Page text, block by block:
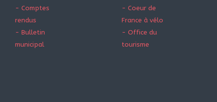
- Comptes
rendus
- Bulletin
municipal
- Coeur de
France à vélo
- Office du
tourisme